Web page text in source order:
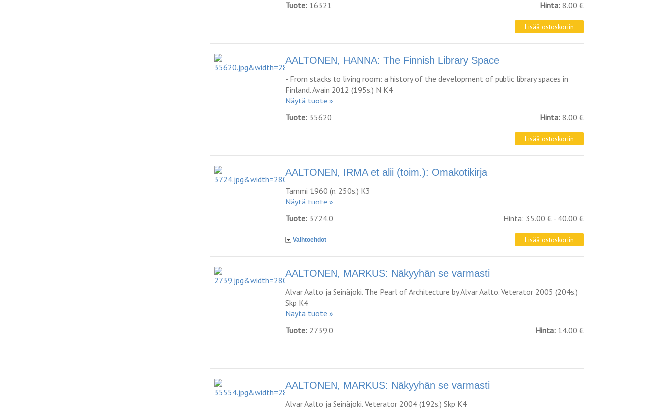
Tuote: 16321 Hinta: 8.00 €
AALTONEN, HANNA: The Finnish Library Space
- From stacks to living room: a history of the development of public library spaces in
Finland. Avain 2012 (195s.) N K4
Näytä tuote »
Tuote: 35620 Hinta: 8.00 €
AALTONEN, IRMA et alii (toim.): Omakotikirja
Tammi 1960 (n. 250s.) K3
Näytä tuote »
Tuote: 3724.0 Hinta: 35.00 € - 40.00 €
Vaihtoehdot
AALTONEN, MARKUS: Näkyyhän se varmasti
Alvar Aalto ja Seinäjoki. The Pearl of Architecture by Alvar Aalto. Veterator 2005 (204s.)
Skp K4
Näytä tuote »
Tuote: 2739.0 Hinta: 14.00 €
AALTONEN, MARKUS: Näkyyhän se varmasti
Alvar Aalto ja Seinäjoki. Veterator 2004 (192s.) Skp K4